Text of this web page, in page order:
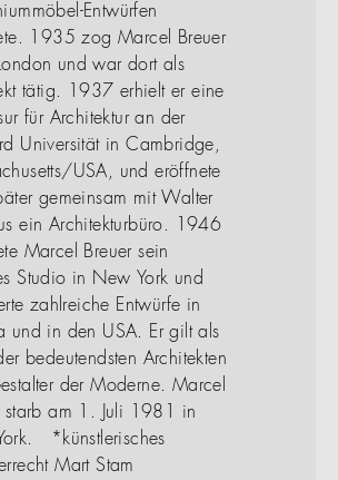
Entwürfen
1935 zog Marcel Breuer
und war dort als
tätig. 1937 erhielt er eine
für Architektur an der
Universität in Cambridge,
USA, und eröffnete
gemeinsam mit Walter
ein Architekturbüro. 1946
Marcel Breuer sein
Studio in New York und
zahlreiche Entwürfe in
und in den USA. Er gilt als
bedeutendsten Architekten
der Moderne. Marcel
starb am 1. Juli 1981 in
*künstlerisches
Mart Stam